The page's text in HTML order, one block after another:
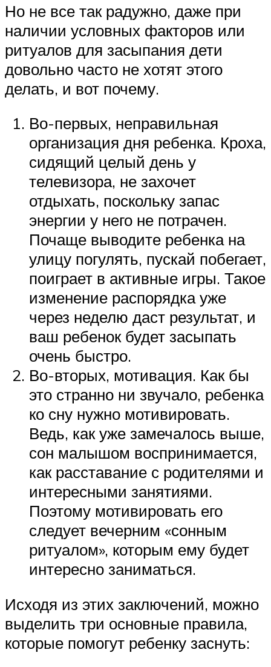
Но не все так радужно, даже при
наличии условных факторов или
ритуалов для засыпания дети
довольно часто не хотят этого
делать, и вот почему.
Во-первых, неправильная
организация дня ребенка. Кроха,
сидящий целый день у
телевизора, не захочет
отдыхать, поскольку запас
энергии у него не потрачен.
Почаще выводите ребенка на
улицу погулять, пускай побегает,
поиграет в активные игры. Такое
изменение распорядка уже
через неделю даст результат, и
ваш ребенок будет засыпать
очень быстро.
Во-вторых, мотивация. Как бы
это странно ни звучало, ребенка
ко сну нужно мотивировать.
Ведь, как уже замечалось выше,
сон малышом воспринимается,
как расставание с родителями и
интересными занятиями.
Поэтому мотивировать его
следует вечерним «сонным
ритуалом», которым ему будет
интересно заниматься.
Исходя из этих заключений, можно
выделить три основные правила,
которые помогут ребенку заснуть: